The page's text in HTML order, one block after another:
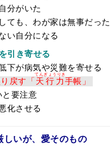
分がいた
ても、わが家は無事だった
い自分になる
引き寄せる
下が病気や災難を寄せる
戻す「 天行力
てんぎょうりき
手帳」
と要注意
化させる
いが、愛そのもの